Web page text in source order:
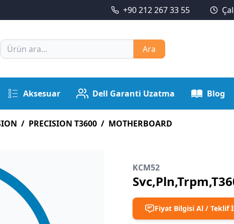
+90 212 267 33 55
Ara
Aksesuar Dell Garanti Uzatma Blog
/ PRECISION T3600 / MOTHERBOARD
KCM52
Fiyat Bilgisi Al / Teklif